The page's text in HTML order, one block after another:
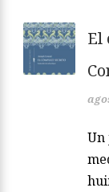
El
Un